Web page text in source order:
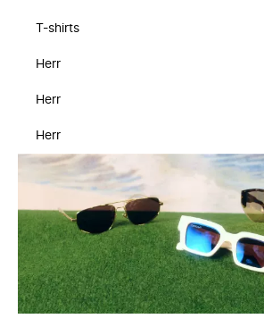
T-shirts
Herr
Herr
Herr